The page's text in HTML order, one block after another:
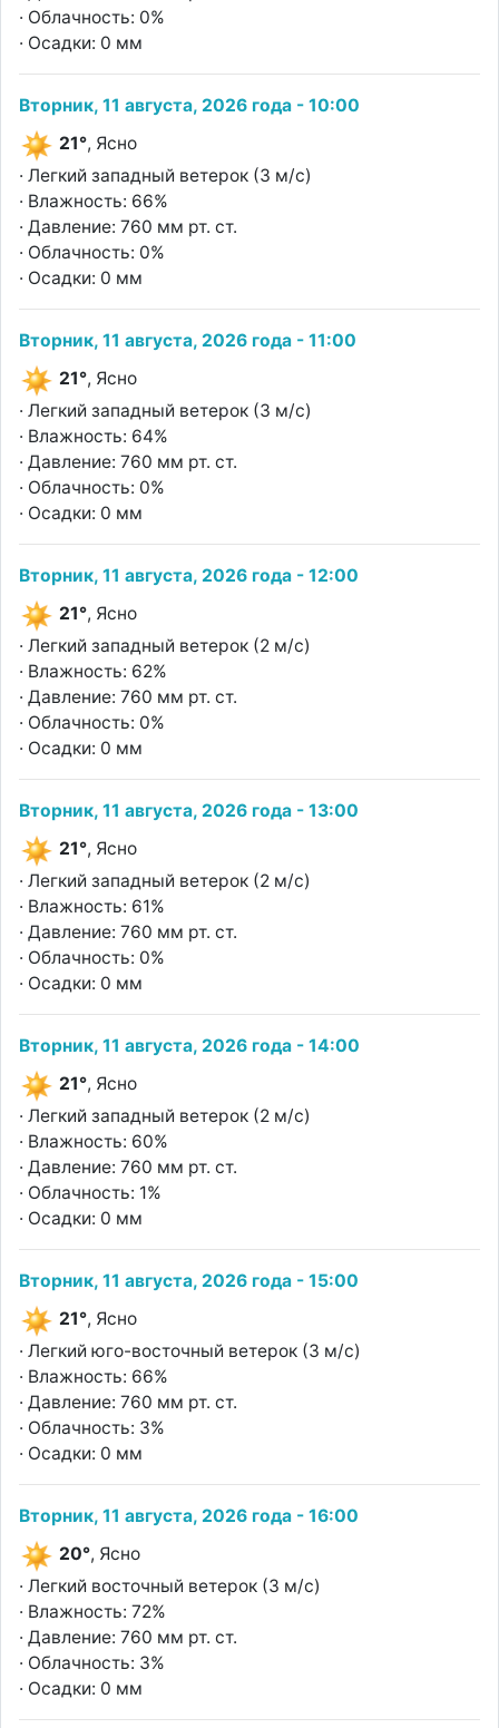
· Облачность: 0%
· Осадки: 0 мм
Вторник, 11 августа, 2026 года - 10:00
21°, Ясно
· Легкий западный ветерок (3 м/с)
· Влажность: 66%
· Давление: 760 мм рт. ст.
· Облачность: 0%
· Осадки: 0 мм
Вторник, 11 августа, 2026 года - 11:00
21°, Ясно
· Легкий западный ветерок (3 м/с)
· Влажность: 64%
· Давление: 760 мм рт. ст.
· Облачность: 0%
· Осадки: 0 мм
Вторник, 11 августа, 2026 года - 12:00
21°, Ясно
· Легкий западный ветерок (2 м/с)
· Влажность: 62%
· Давление: 760 мм рт. ст.
· Облачность: 0%
· Осадки: 0 мм
Вторник, 11 августа, 2026 года - 13:00
21°, Ясно
· Легкий западный ветерок (2 м/с)
· Влажность: 61%
· Давление: 760 мм рт. ст.
· Облачность: 0%
· Осадки: 0 мм
Вторник, 11 августа, 2026 года - 14:00
21°, Ясно
· Легкий западный ветерок (2 м/с)
· Влажность: 60%
· Давление: 760 мм рт. ст.
· Облачность: 1%
· Осадки: 0 мм
Вторник, 11 августа, 2026 года - 15:00
21°, Ясно
· Легкий юго-восточный ветерок (3 м/с)
· Влажность: 66%
· Давление: 760 мм рт. ст.
· Облачность: 3%
· Осадки: 0 мм
Вторник, 11 августа, 2026 года - 16:00
20°, Ясно
· Легкий восточный ветерок (3 м/с)
· Влажность: 72%
· Давление: 760 мм рт. ст.
· Облачность: 3%
· Осадки: 0 мм